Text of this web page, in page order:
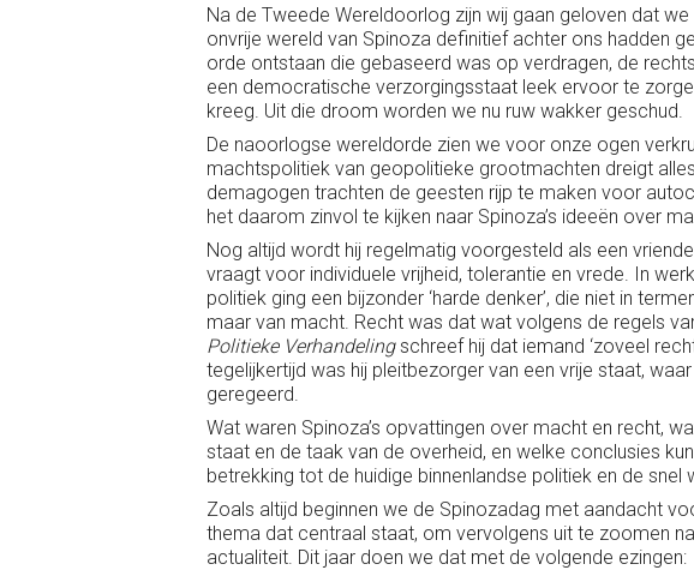
Na de Tweede Wereldoorlog zijn wij gaan geloven dat
onvrije wereld van Spinoza definitief achter ons hadden
orde ontstaan die gebaseerd was op verdragen, de
een democratische verzorgingsstaat leek ervoor te
kreeg. Uit die droom worden we nu ruw wakker geschud.
De naoorlogse wereldorde zien we voor onze ogen
machtspolitiek van geopolitieke grootmachten dreigt
demagogen trachten de geesten rijp te maken voor
het daarom zinvol te kijken naar Spinoza’s ideeën over
Nog altijd wordt hij regelmatig voorgesteld als een
vraagt voor individuele vrijheid, tolerantie en vrede. In
politiek ging een bijzonder ‘harde denker’, die niet in
maar van macht. Recht was dat wat volgens de regels
Politieke Verhandelingschreef hij dat iemand ‘zoveel
tegelijkertijd was hij pleitbezorger van een vrije staat,
geregeerd.
Wat waren Spinoza’s opvattingen over macht en recht,
staat en de taak van de overheid, en welke conclusies
betrekking tot de huidige binnenlandse politiek en de snel
Zoals altijd beginnen we de Spinozadag met aandacht
thema dat centraal staat, om vervolgens uit te zoomen
actualiteit. Dit jaar doen we dat met de volgende ezingen: